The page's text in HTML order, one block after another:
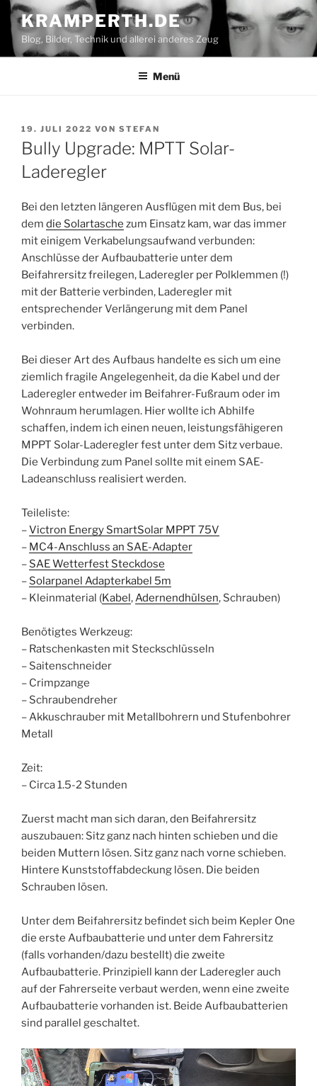
Zum
Inhalt
springen
KRAMPERTH.DE
Blog, Bilder, Technik und allerei anderes Zeug
Menü
VERÖFFENTLICHT
AM
19. JULI 2022 VON STEFAN
Bully Upgrade: MPTT Solar-
Laderegler
Bei den letzten längeren Ausflügen mit dem Bus, bei
dem die Solartasche zum Einsatz kam, war das immer
mit einigem Verkabelungsaufwand verbunden:
Anschlüsse der Aufbaubatterie unter dem
Beifahrersitz freilegen, Laderegler per Polklemmen (!)
mit der Batterie verbinden, Laderegler mit
entsprechender Verlängerung mit dem Panel
verbinden.
Bei dieser Art des Aufbaus handelte es sich um eine
ziemlich fragile Angelegenheit, da die Kabel und der
Laderegler entweder im Beifahrer-Fußraum oder im
Wohnraum herumlagen. Hier wollte ich Abhilfe
schaffen, indem ich einen neuen, leistungsfähigeren
MPPT Solar-Laderegler fest unter dem Sitz verbaue.
Die Verbindung zum Panel sollte mit einem SAE-
Ladeanschluss realisiert werden.
Teileliste:
–Victron Energy SmartSolar MPPT 75V
– MC4-Anschluss an SAE-Adapter
– SAE Wetterfest Steckdose
– Solarpanel Adapterkabel 5m
– Kleinmaterial (Kabel,Adernendhülsen, Schrauben)
Benötigtes Werkzeug:
– Ratschenkasten mit Steckschlüsseln
– Saitenschneider
– Crimpzange
– Schraubendreher
– Akkuschrauber mit Metallbohrern und Stufenbohrer
Metall
Zeit:
– Circa 1.5-2 Stunden
Zuerst macht man sich daran, den Beifahrersitz
auszubauen: Sitz ganz nach hinten schieben und die
beiden Muttern lösen. Sitz ganz nach vorne schieben.
Hintere Kunststoffabdeckung lösen. Die beiden
Schrauben lösen.
Unter dem Beifahrersitz befindet sich beim Kepler One
die erste Aufbaubatterie und unter dem Fahrersitz
(falls vorhanden/dazu bestellt) die zweite
Aufbaubatterie. Prinzipiell kann der Laderegler auch
auf der Fahrerseite verbaut werden, wenn eine zweite
Aufbaubatterie vorhanden ist. Beide Aufbaubatterien
sind parallel geschaltet.